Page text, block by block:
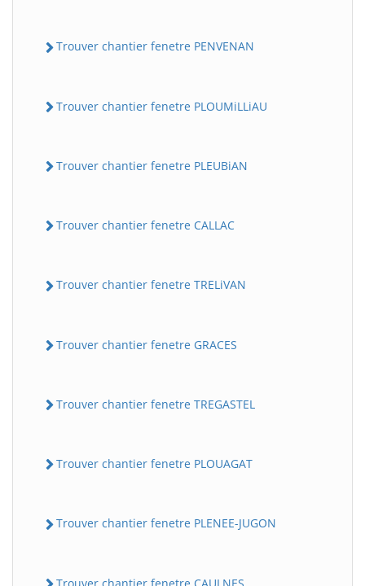
Trouver chantier fenetre PENVENAN
Trouver chantier fenetre PLOUMiLLiAU
Trouver chantier fenetre PLEUBiAN
Trouver chantier fenetre CALLAC
Trouver chantier fenetre TRELiVAN
Trouver chantier fenetre GRACES
Trouver chantier fenetre TREGASTEL
Trouver chantier fenetre PLOUAGAT
Trouver chantier fenetre PLENEE-JUGON
Trouver chantier fenetre CAULNES